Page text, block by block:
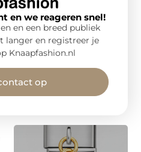
en we reageren snel!
en een breed publiek
langer en registreer je
Knaapfashion.nl
op